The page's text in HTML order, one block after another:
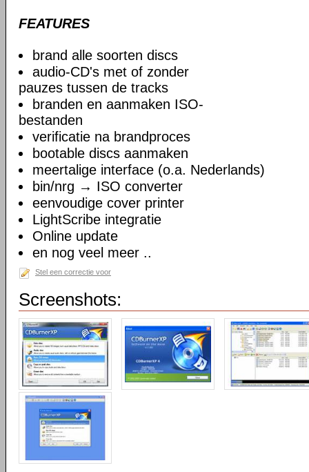
FEATURES
brand alle soorten discs
audio-CD's met of zonder
pauzes tussen de tracks
branden en aanmaken ISO-
bestanden
verificatie na brandproces
bootable discs aanmaken
meertalige interface (o.a. Nederlands)
bin/nrg → ISO converter
eenvoudige cover printer
LightScribe integratie
Online update
en nog veel meer ..
Stel een correctie voor
Screenshots: